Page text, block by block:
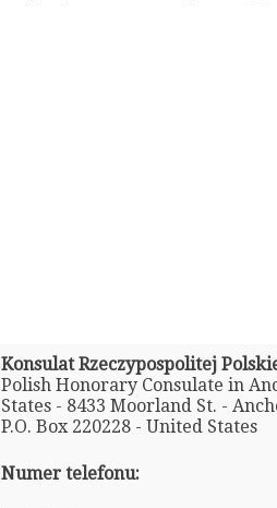
Konsulat Rzeczypospolitej
Polish Honorary Consulate in
States - 8433 Moorland St. -
P.O. Box 220228 - United States
Numer telefonu: